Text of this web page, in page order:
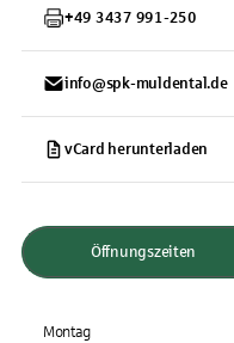
+49 3437 991-250
info@spk-muldental.de
vCard herunterladen
Öffnungszeiten
Montag